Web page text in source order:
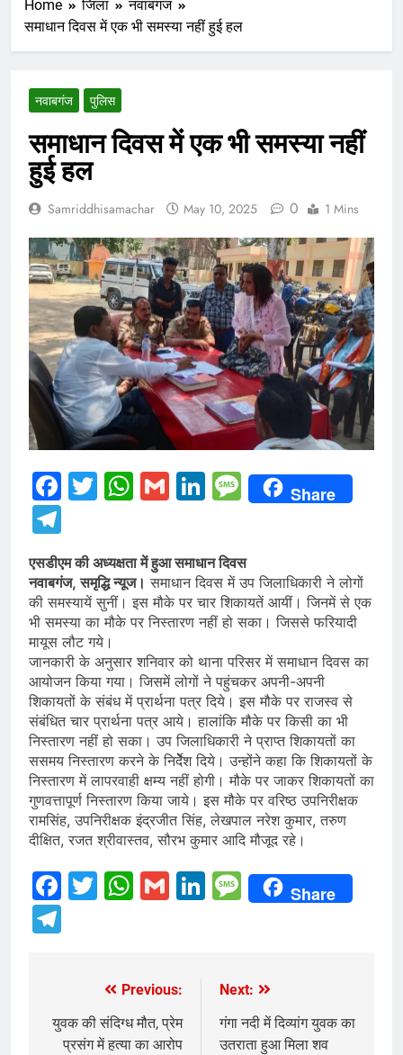
Home जिला
नवाबगंज
समाधान दिवस में एक भी समस्या नहीं हुई हल
नवाबगंज पुलिस
समाधान दिवस में एक भी समस्या नहीं
हुई हल
Samriddhisamachar May 10, 2025 0 1 Mins
Facebook
Twitter
WhatsApp
GmailLinkedIn
Message
Share
एसडीएम की अध्यक्षता में हुआ समाधान दिवस
नवाबगंज, समृद्धि न्यूज। समाधान दिवस में उप जिलाधिकारी ने लोगों
की समस्यायें सुनीं। इस मौके पर चार शिकायतें आयीं। जिनमें से एक
भी समस्या का मौके पर निस्तारण नहीं हो सका। जिससे फरियादी
मायूस लौट गये।
जानकारी के अनुसार शनिवार को थाना परिसर में समाधान दिवस का
आयोजन किया गया। जिसमें लोगों ने पहुंचकर अपनी-अपनी
शिकायतों के संबंध में प्रार्थना पत्र दिये। इस मौके पर राजस्व से
संबंधित चार प्रार्थना पत्र आये। हालांकि मौके पर किसी का भी
निस्तारण नहीं हो सका। उप जिलाधिकारी ने प्राप्त शिकायतों का
ससमय निस्तारण करने के निर्देेेेेश दिये। उन्होंने कहा कि शिकायतों के
निस्तारण में लापरवाही क्षम्य नहीं होगी। मौके पर जाकर शिकायतों का
गुणवत्तापूर्ण निस्तारण किया जाये। इस मौके पर वरिष्ठ उपनिरीक्षक
रामसिंह, उपनिरीक्षक इंद्रजीत सिंह, लेखपाल नरेश कुमार, तरुण
दीक्षित, रजत श्रीवास्तव, सौरभ कुमार आदि मौजूद रहे।
Facebook
Twitter
WhatsApp
GmailLinkedIn
Message
Share
navigation
Previous:
युवक की संदिग्ध मौत, प्रेम
प्रसंग में हत्या का आरोप
Next:
गंगा नदी में दिव्यांग युवक का
उतराता हुआ मिला शव